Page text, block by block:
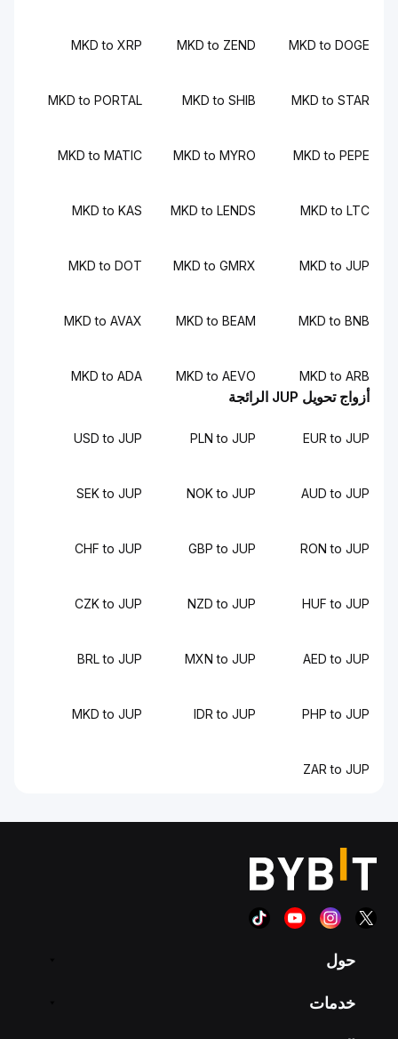
MKD to DOGE
MKD to ZEND
MKD to XRP
MKD to STAR
MKD to SHIB
MKD to PORTAL
MKD to PEPE
MKD to MYRO
MKD to MATIC
MKD to LTC
MKD to LENDS
MKD to KAS
MKD to JUP
MKD to GMRX
MKD to DOT
MKD to BNB
MKD to BEAM
MKD to AVAX
MKD to ARB
MKD to AEVO
MKD to ADA
أزواج تحويل JUP الرائجة
EUR to JUP
PLN to JUP
USD to JUP
AUD to JUP
NOK to JUP
SEK to JUP
RON to JUP
GBP to JUP
CHF to JUP
HUF to JUP
NZD to JUP
CZK to JUP
AED to JUP
MXN to JUP
BRL to JUP
PHP to JUP
IDR to JUP
MKD to JUP
ZAR to JUP
حول
خدمات